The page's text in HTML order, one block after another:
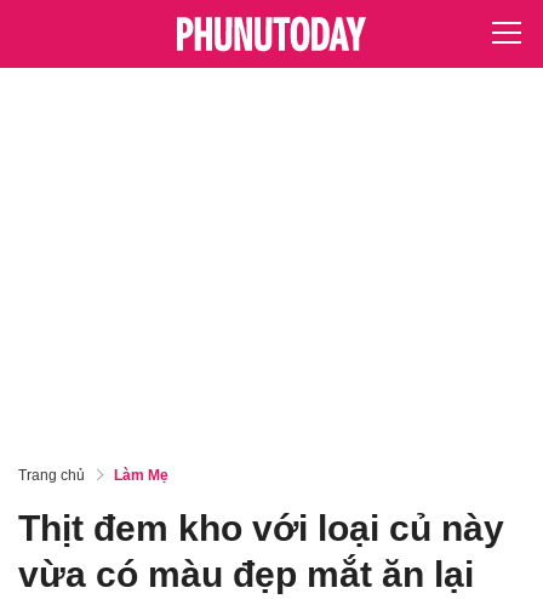
Trang chủ Làm Mẹ
Thịt đem kho với loại củ này
vừa có màu đẹp mắt ăn lại